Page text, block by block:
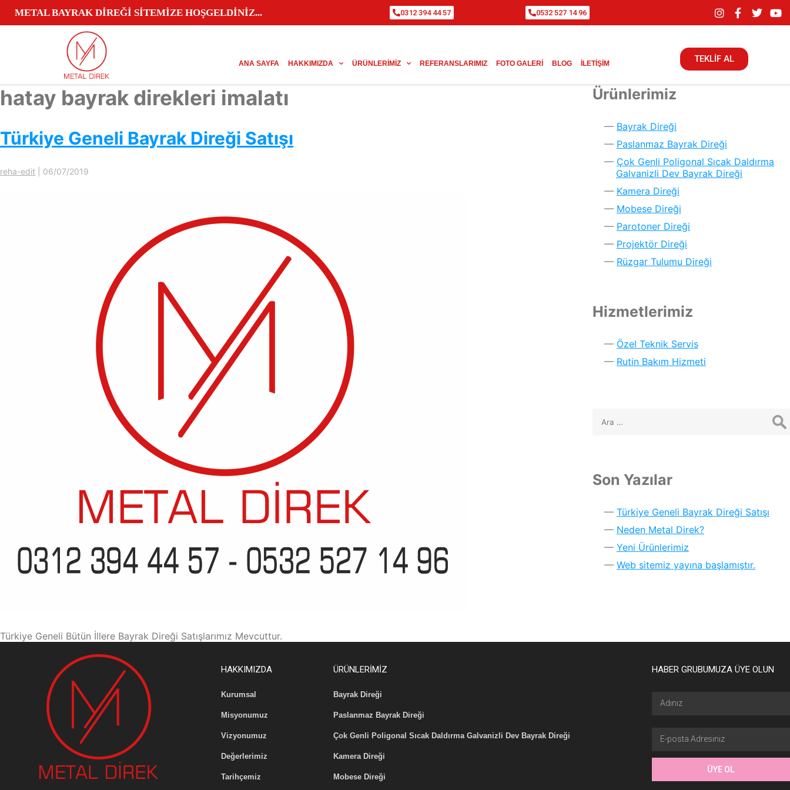
METAL BAYRAK DİREĞİ SİTEMİZE HOŞGELDİNİZ... 0312 394 44 57 0532 527 14 96
ANA SAYFA HAKKIMIZDA ÜRÜNLERIMIZ REFERANSLARIMIZ FOTO GALERI BLOG İLETIŞIM TEKLİF AL
hatay bayrak direkleri imalatı
Türkiye Geneli Bayrak Direği Satışı
reha-edit 06/07/2019
Türkiye Geneli Bütün İllere Bayrak Direği Satışlarımız Mevcuttur.
Ürünlerimiz
Bayrak Direği
Paslanmaz Bayrak Direği
Çok Genli Poligonal Sıcak Daldırma
Galvanizli Dev Bayrak Direği
Kamera Direği
Mobese Direği
Parotoner Direği
Projektör Direği
Rüzgar Tulumu Direği
Hizmetlerimiz
Özel Teknik Servis
Rutin Bakım Hizmeti
Son Yazılar
Türkiye Geneli Bayrak Direği Satışı
Neden Metal Direk?
Yeni Ürünlerimiz
Web sitemiz yayına başlamıştır.
HAKKIMIZDA
Kurumsal
Misyonumuz
Vizyonumuz
Değerlerimiz
Tarihçemiz
ÜRÜNLERİMİZ
Bayrak Direği
Paslanmaz Bayrak Direği
Çok Genli Poligonal Sıcak Daldırma Galvanizli Dev Bayrak Direği
Kamera Direği
Mobese Direği
HABER GRUBUMUZA ÜYE OLUN
ÜYE OL